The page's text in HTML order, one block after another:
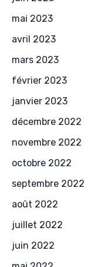
mai 2023
avril 2023
mars 2023
février 2023
janvier 2023
décembre 2022
novembre 2022
octobre 2022
septembre 2022
août 2022
juillet 2022
juin 2022